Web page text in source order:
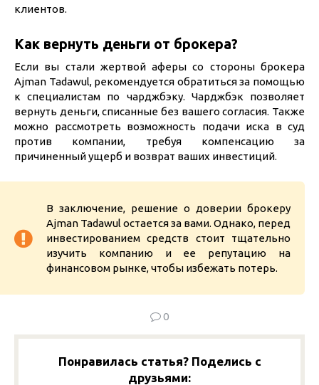
клиентов.
Как вернуть деньги от брокера?
Если вы стали жертвой аферы со стороны брокера
Ajman Tadawul, рекомендуется обратиться за помощью
к специалистам по чарджбэку. Чарджбэк позволяет
вернуть деньги, списанные без вашего согласия. Также
можно рассмотреть возможность подачи иска в суд
против компании, требуя компенсацию за
причиненный ущерб и возврат ваших инвестиций.
В заключение, решение о доверии брокеру
Ajman Tadawul остается за вами. Однако, перед
инвестированием средств стоит тщательно
изучить компанию и ее репутацию на
финансовом рынке, чтобы избежать потерь.
0
Понравилась статья? Поделись с
друзьями: